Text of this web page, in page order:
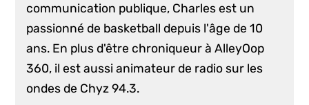
communication publique, Charles est un
passionné de basketball depuis l'âge de 10
ans. En plus d'être chroniqueur à AlleyOop
360, il est aussi animateur de radio sur les
ondes de Chyz 94.3.